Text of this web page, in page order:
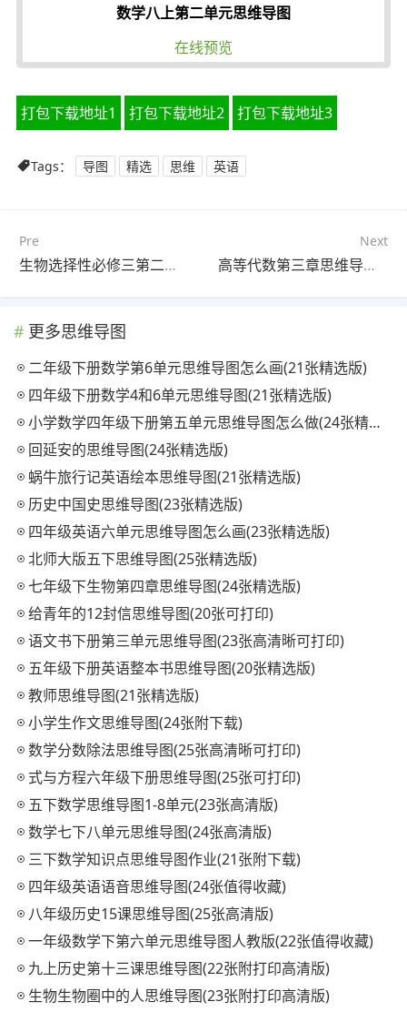
数学八上第二单元思维导图
在线预览
打包下载地址1 打包下载地址2 打包下载地址3
Tags： 导图 精选 思维 英语
Pre
生物选择性必修三第二章思维导图(20张精选版)
Next
高等代数第三章思维导图(25张可下载)
更多思维导图
二年级下册数学第6单元思维导图怎么画(21张精选版)
四年级下册数学4和6单元思维导图(21张精选版)
小学数学四年级下册第五单元思维导图怎么做(24张精选版)
回延安的思维导图(24张精选版)
蜗牛旅行记英语绘本思维导图(21张精选版)
历史中国史思维导图(23张精选版)
四年级英语六单元思维导图怎么画(23张精选版)
北师大版五下思维导图(25张精选版)
七年级下生物第四章思维导图(24张精选版)
给青年的12封信思维导图(20张可打印)
语文书下册第三单元思维导图(23张高清晰可打印)
五年级下册英语整本书思维导图(20张精选版)
教师思维导图(21张精选版)
小学生作文思维导图(24张附下载)
数学分数除法思维导图(25张高清晰可打印)
式与方程六年级下册思维导图(25张可打印)
五下数学思维导图1-8单元(23张高清版)
数学七下八单元思维导图(24张高清版)
三下数学知识点思维导图作业(21张附下载)
四年级英语语音思维导图(24张值得收藏)
八年级历史15课思维导图(25张高清版)
一年级数学下第六单元思维导图人教版(22张值得收藏)
九上历史第十三课思维导图(22张附打印高清版)
生物生物圈中的人思维导图(23张附打印高清版)